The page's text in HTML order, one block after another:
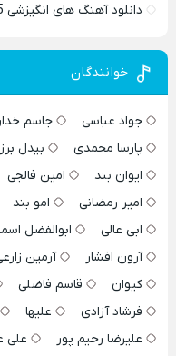
دانلود آهنگ های انگیزشی 2025
خوانندگان
جواد عباسی جاسم
پارسا محمدی
بیدل
ایوان بند
امین فالجی
امیر رمضانی
امو بند
ابی عالی
ابوالفضل
آرون افشار
آرمین
کیوان
قاسم فاضلی
فرشاد آزادی
علیها
علیرضا رحیم پور
علی